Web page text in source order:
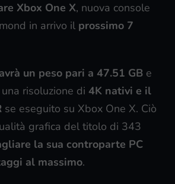
Xbox One X, nuova console
in arrivo il prossimo 7
avrà un peso pari a 47.51 GB e
risoluzione di 4K nativi e il
se eseguito su Xbox One X. Ciò
grafica del titolo di 343
la sua controparte PC
al massimo.